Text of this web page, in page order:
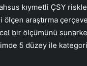
kıymetli ÇSY
ölçen araştırma
bir ölçümünü
5 düzey ile